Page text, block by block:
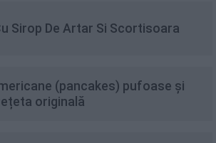
Sirop De Artar Si Scortisoara
(pancakes) pufoase și
originală